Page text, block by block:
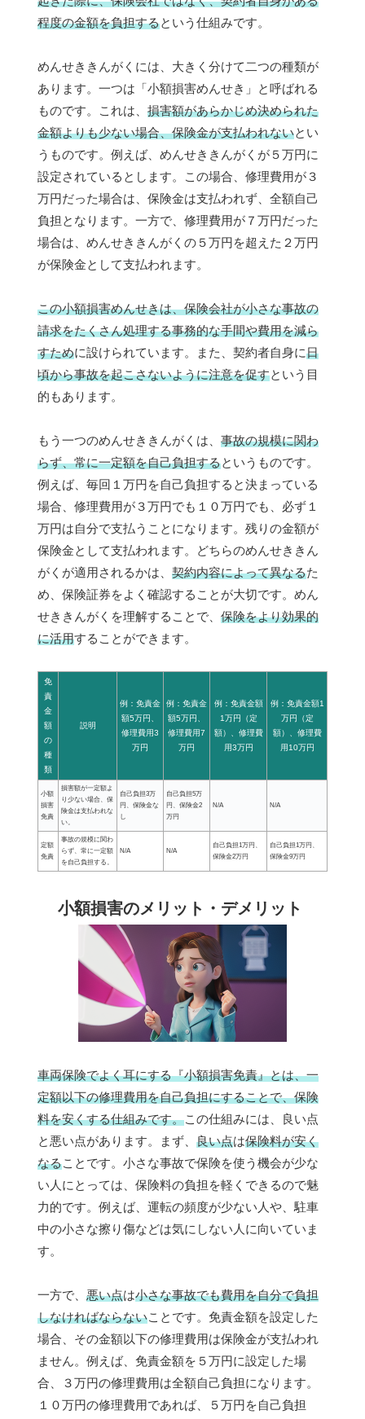
程度の金額を負担するという仕組みです。
めんせききんがくには、大きく分けて二つの種類が
あります。一つは「小額損害めんせき」と呼ばれる
ものです。これは、 損害額があらかじめ決められた
金額よりも少ない場合、保険金が支払われないとい
うものです。例えば、めんせききんがくが５万円に
設定されているとします。この場合、修理費用が３
万円だった場合は、保険金は支払われず、全額自己
負担となります。一方で、修理費用が７万円だった
場合は、めんせききんがくの５万円を超えた２万円
が保険金として支払われます。
この小額損害めんせきは、保険会社が小さな事故の
請求をたくさん処理する事務的な手間や費用を減ら
すために設けられています。また、契約者自身に日
頃から事故を起こさないように注意を促すという目
的もあります。
もう一つのめんせききんがくは、 事故の規模に関わ
らず、常に一定額を自己負担するというものです。
例えば、毎回１万円を自己負担すると決まっている
場合、修理費用が３万円でも１０万円でも、必ず１
万円は自分で支払うことになります。残りの金額が
保険金として支払われます。どちらのめんせききん
がくが適用されるかは、 契約内容によって異なるた
め、保険証券をよく確認することが大切です。めん
せききんがくを理解することで、 保険をより効果的
に活用することができます。
免
責
金
額
の
種
類
説明
例：免責金
額5万円、
修理費用3
万円
例：免責金
額5万円、
修理費用7
万円
例：免責金額
1万円（定
額）、修理費
用3万円
例：免責金額1
万円（定
額）、修理費
用10万円
小額
損害
免責
損害額が一定額よ
り少ない場合、保
険金は支払われな
い。
自己負担3万
円、保険金な
し
自己負担5万
円、保険金2
万円
N/A N/A
定額
免責
事故の規模に関わ
らず、常に一定額
を自己負担する。
N/A N/A
自己負担1万円、
保険金2万円
自己負担1万円、
保険金9万円
小額損害のメリット・デメリット
車両保険でよく耳にする『小額損害免責』とは、一
定額以下の修理費用を自己負担にすることで、保険
料を安くする仕組みです。この仕組みには、良い点
と悪い点があります。まず、 良い点は保険料が安く
なることです。小さな事故で保険を使う機会が少な
い人にとっては、保険料の負担を軽くできるので魅
力的です。例えば、運転の頻度が少ない人や、駐車
中の小さな擦り傷などは気にしない人に向いていま
す。
一方で、 悪い点は小さな事故でも費用を自分で負担
しなければならないことです。免責金額を設定した
場合、その金額以下の修理費用は保険金が支払われ
ません。例えば、免責金額を５万円に設定した場
合、３万円の修理費用は全額自己負担になります。
１０万円の修理費用であれば、５万円を自己負担